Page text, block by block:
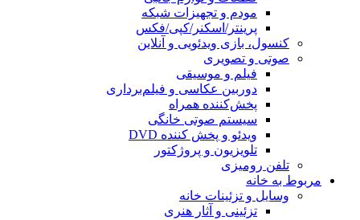
مودم و تجهیزات شبکه
پرینتر/اسکنر/کپی/فکس
کنسول، بازی‌ ویدئویی و آنلاین
صوتی و تصویری
فیلم و موسیقی
دوربین عکاسی و فیلم‌برداری
پخش‌کننده همراه
سیستم صوتی خانگی
ویدئو و پخش کننده DVD
تلویزیون و پروژکتور
تلفن رومیزی
مربوط به خانه
وسایل و تزئینات خانه
تزئینی و آثار هنری